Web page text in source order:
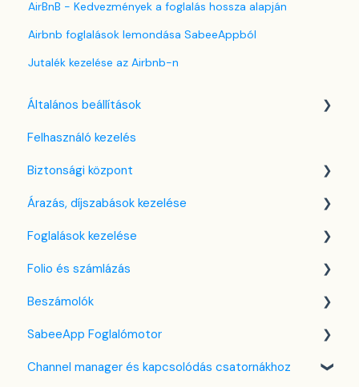
AirBnB - Kedvezmények a foglalás hossza alapján
Airbnb foglalások lemondása SabeeAppból
Jutalék kezelése az Airbnb-n
Általános beállítások
Nyelv beállítások
Cég / Szálláshely beállítások
Adó beállítások
Szabályzatok beállítása
Szobák beállításai
Partnerek
Szolgáltatások
Email sablonok beállítása
Felhasználó kezelés
Biztonsági központ
Kulcsfájl kezelés
Két-faktoros autentikáció (2FA)
Bejelentkezés a SabeeApp fiókba
Árazás, díjszabások kezelése
Díjszabás beállítások
Árttípusok Engedélyezése / Tiltása
CTA / CTD
Kuponok
Foglalások kezelése
Kezdőlap
Naptárnézet
Foglalási adatlap
Bank kártya terhelése
Folio és számlázás
Folio kezelése
Számlákkal kapcsolatos tudnivalók
Több pénznem kezelése
Beszámolók
Front Office Beszámolók
Foglalások & Bevétel
SabeeApp Foglalómotor
Foglalómotor (4.0)
Channel manager és kapcsolódás csatornákhoz